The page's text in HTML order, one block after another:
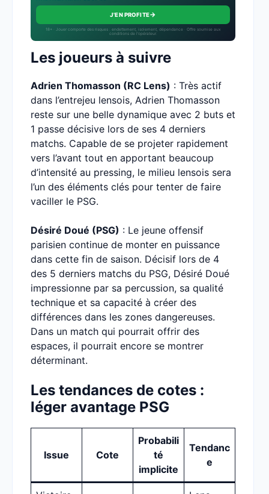
J'EN PROFITE→
18+ · Jouer comporte des risques : endettement, isolement, dépendance · Offre soumise aux
conditions de l’opérateur.
Les joueurs à suivre
Adrien Thomasson (RC Lens) : Très actif
dans l’entrejeu lensois, Adrien Thomasson
reste sur une belle dynamique avec 2 buts et
1 passe décisive lors de ses 4 derniers
matchs. Capable de se projeter rapidement
vers l’avant tout en apportant beaucoup
d’intensité au pressing, le milieu lensois sera
l’un des éléments clés pour tenter de faire
vaciller le PSG.
Désiré Doué (PSG) : Le jeune offensif
parisien continue de monter en puissance
dans cette fin de saison. Décisif lors de 4
des 5 derniers matchs du PSG, Désiré Doué
impressionne par sa percussion, sa qualité
technique et sa capacité à créer des
différences dans les zones dangereuses.
Dans un match qui pourrait offrir des
espaces, il pourrait encore se montrer
déterminant.
Les tendances de cotes :
léger avantage PSG
Issue Cote
Probabili
té
implicite
Tendanc
e